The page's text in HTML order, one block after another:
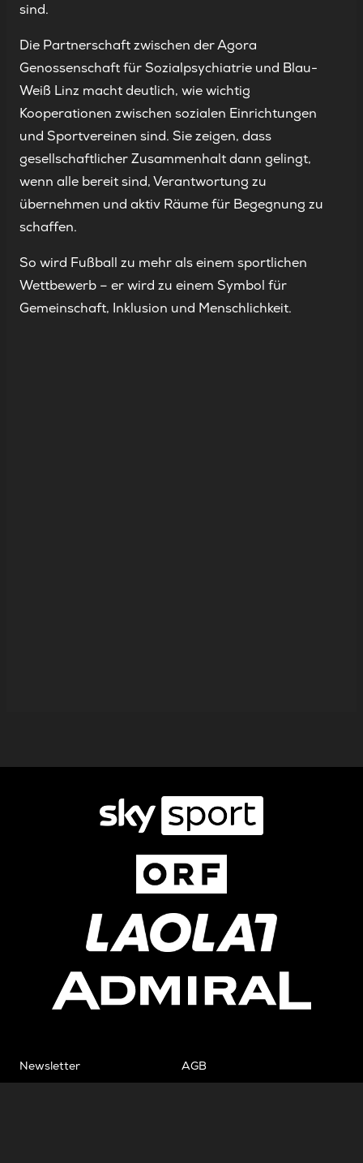
sind.
Die Partnerschaft zwischen der Agora
Genossenschaft für Sozialpsychiatrie und Blau-
Weiß Linz macht deutlich, wie wichtig
Kooperationen zwischen sozialen Einrichtungen
und Sportvereinen sind. Sie zeigen, dass
gesellschaftlicher Zusammenhalt dann gelingt,
wenn alle bereit sind, Verantwortung zu
übernehmen und aktiv Räume für Begegnung zu
schaffen.
So wird Fußball zu mehr als einem sportlichen
Wettbewerb – er wird zu einem Symbol für
Gemeinschaft, Inklusion und Menschlichkeit.
Newsletter AGB